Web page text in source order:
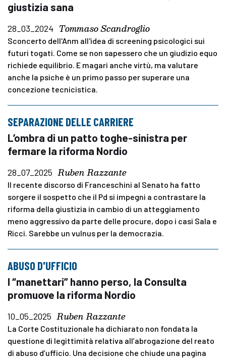
giustizia sana
28_03_2024 Tommaso Scandroglio
Sconcerto dell'Anm all'idea di screening psicologici sui
futuri togati. Come se non sapessero che un giudizio equo
richiede equilibrio. E magari anche virtù, ma valutare
anche la psiche è un primo passo per superare una
concezione tecnicistica.
SEPARAZIONE DELLE CARRIERE
L’ombra di un patto toghe-sinistra per
fermare la riforma Nordio
28_07_2025 Ruben Razzante
Il recente discorso di Franceschini al Senato ha fatto
sorgere il sospetto che il Pd si impegni a contrastare la
riforma della giustizia in cambio di un atteggiamento
meno aggressivo da parte delle procure, dopo i casi Sala e
Ricci. Sarebbe un vulnus per la democrazia.
ABUSO D'UFFICIO
I “manettari” hanno perso, la Consulta
promuove la riforma Nordio
10_05_2025 Ruben Razzante
La Corte Costituzionale ha dichiarato non fondata la
questione di legittimità relativa all’abrogazione del reato
di abuso d’ufficio. Una decisione che chiude una pagina